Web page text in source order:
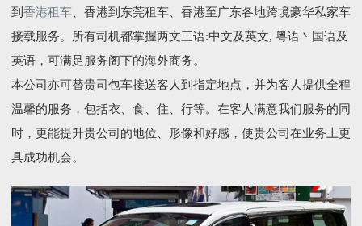
到 香港租车、香港到东莞租车、香港至广东各地跨境豪华私家车
接载服务。所有司机都掌握两文三语:中文及英文, 粤语丶国语及
英语，可满足服务阁下的海外商务。
本公司亦可替贵司包车接送客人到指定地点，并为客人提供全程
温馨的服务，包括衣、食、住、行等。在客人满意我们服务的同
时，更能提升贵公司的地位、形像和好感，使贵公司在业务上更
具成功机会。